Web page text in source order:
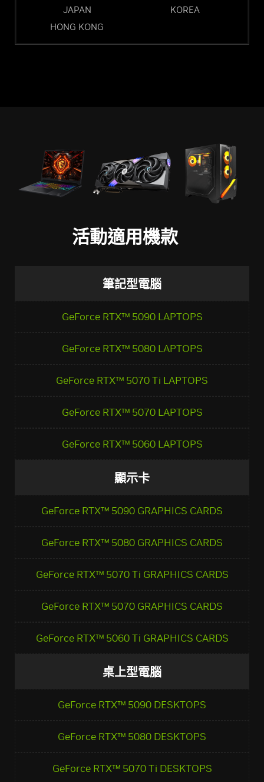
JAPAN
KOREA
HONG KONG
活動適用機款
筆記型電腦
GeForce RTX™ 5090 LAPTOPS
GeForce RTX™ 5080 LAPTOPS
GeForce RTX™ 5070 Ti LAPTOPS
GeForce RTX™ 5070 LAPTOPS
GeForce RTX™ 5060 LAPTOPS
顯示卡
GeForce RTX™ 5090 GRAPHICS CARDS
GeForce RTX™ 5080 GRAPHICS CARDS
GeForce RTX™ 5070 Ti GRAPHICS CARDS
GeForce RTX™ 5070 GRAPHICS CARDS
GeForce RTX™ 5060 Ti GRAPHICS CARDS
桌上型電腦
GeForce RTX™ 5090 DESKTOPS
GeForce RTX™ 5080 DESKTOPS
GeForce RTX™ 5070 Ti DESKTOPS